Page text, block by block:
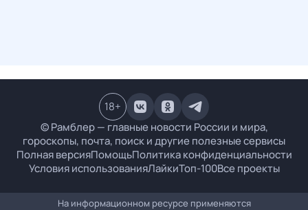
© Рамблер — главные новости России и мира,
гороскопы, почта, поиск и другие полезные сервисы
Полная версияПомощьПолитика конфиденциальности
Условия использованияЛайкиТоп-100Все проекты
18+
На информационном ресурсе применяются